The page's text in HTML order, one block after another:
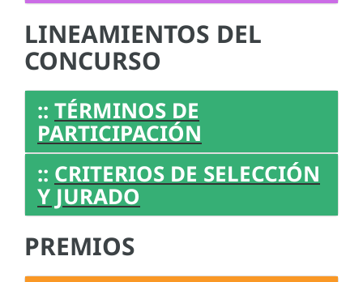
LINEAMIENTOS DEL
CONCURSO
:: TÉRMINOS DE
PARTICIPACIÓN
:: CRITERIOS DE SELECCIÓN
Y JURADO
PREMIOS